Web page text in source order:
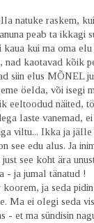
natuke raskem,
peab ta ikkagi
kui ma oma
nad kaotavad kõik
siin elus MÕNEL
öelda, või isegi
eeltoodud näited,
laste vanemad,
viltu... Ikka ja
see edu alus. Ja
see koht ära
- ja jumal tänatud !
ja seda
Ma ei olegi seda
- et ma sündisin